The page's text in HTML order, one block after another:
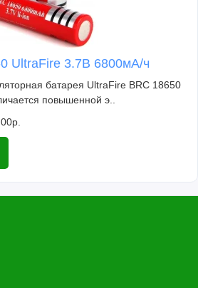
UltraFire 3.7В 6800мА/ч
батарея UltraFire BRC 18650
повышенной э..